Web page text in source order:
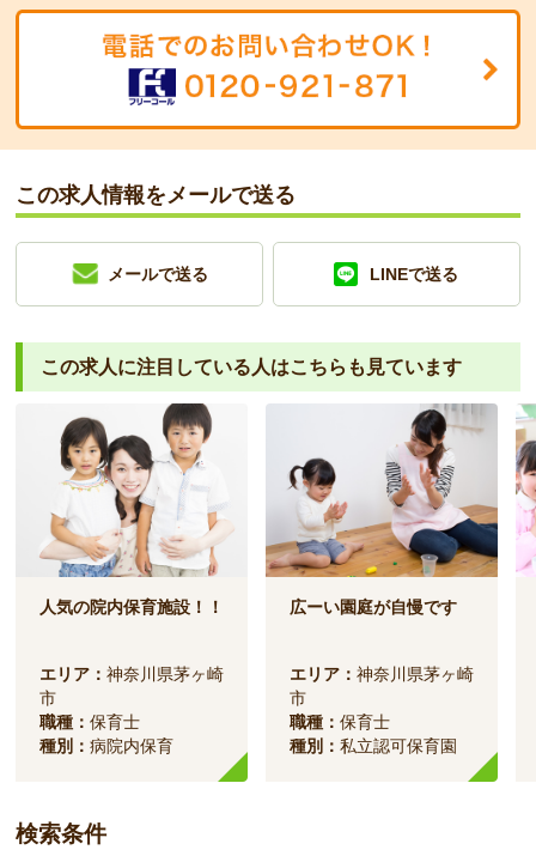
この求人情報をメールで送る
メールで送る LINEで送る
この求人に注目している人はこちらも見ています
人気の院内保育施設！！
エリア：神奈川県茅ヶ崎
市
職種：保育士
種別：病院内保育
広ーい園庭が自慢です
エリア：神奈川県茅ヶ崎
市
職種：保育士
種別：私立認可保育園
検索条件